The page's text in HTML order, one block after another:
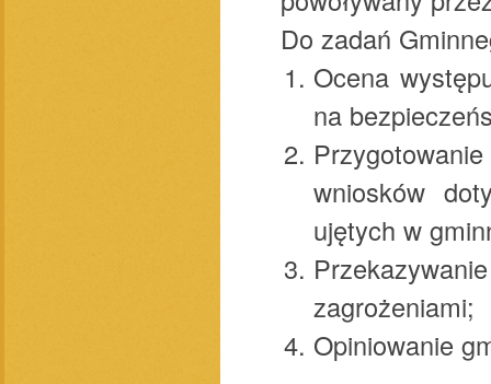
Do zadań
Ocena
na
wniosków
ujętych w
zagrożeniami;
Opiniowanie